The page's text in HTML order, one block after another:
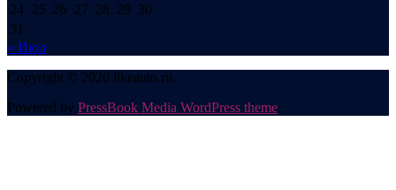
24 25 26 27 28 29 30
31
« Июл
Copyright © 2026 likeauto.ru.
Powered by PressBook Media WordPress theme